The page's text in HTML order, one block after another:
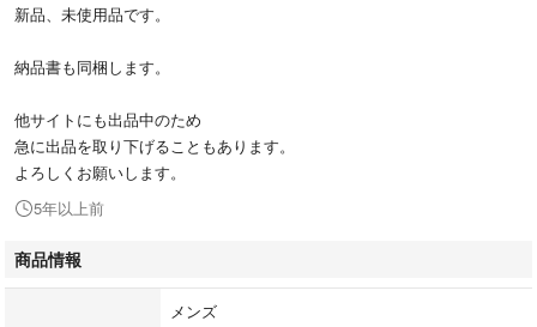
新品、未使用品です。
納品書も同梱します。
他サイトにも出品中のため
急に出品を取り下げることもあります。
よろしくお願いします。
5年以上前
商品情報
メンズ